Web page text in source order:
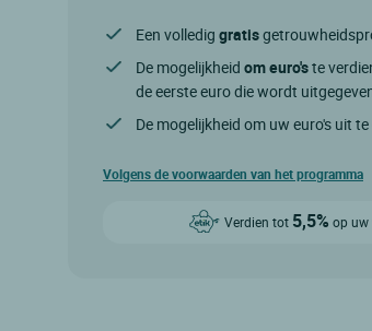
Een volledig gratis
De mogelijkheid om euro'ste
de eerste euro die wordt
De mogelijkheid om uw euro's uit
Volgens de voorwaarden van het programma
Verdien tot 5,5% op uw